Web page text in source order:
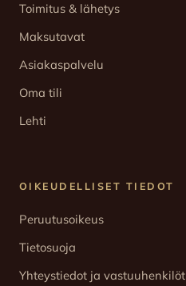
Toimitus & lähetys
Maksutavat
Asiakaspalvelu
Oma tili
Lehti
OIKEUDELLISET TIEDOT
Peruutusoikeus
Tietosuoja
Yhteystiedot ja vastuuhenkilöt